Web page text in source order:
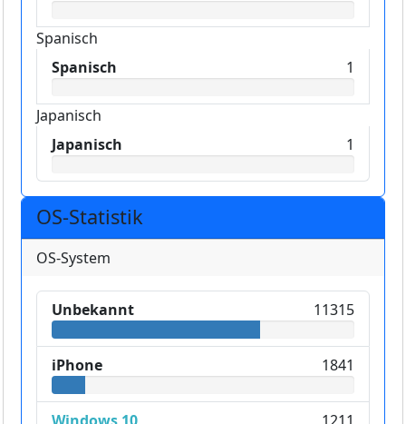
Spanisch
Spanisch
1
Japanisch
Japanisch
1
OS-Statistik
OS-System
Unbekannt 11315
iPhone 1841